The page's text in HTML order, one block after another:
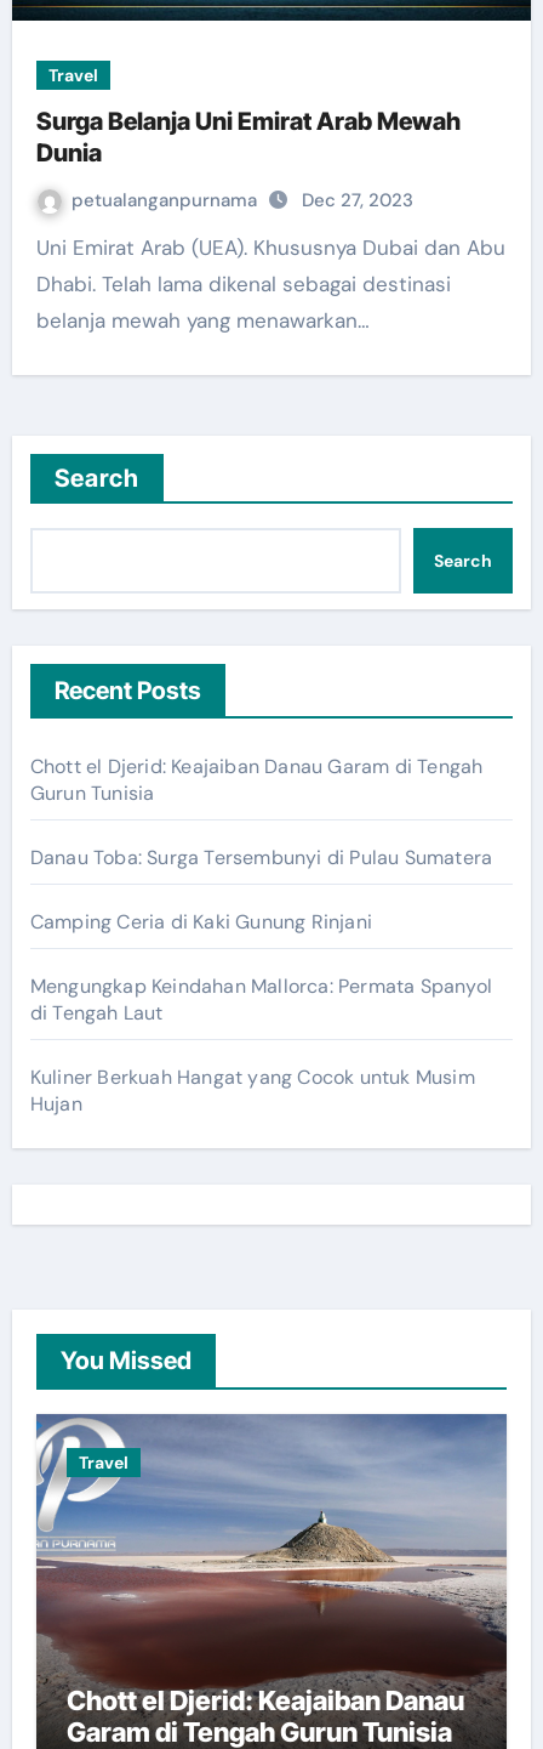
Travel
Surga Belanja Uni Emirat Arab Mewah
Dunia
petualanganpurnama Dec 27, 2023
Uni Emirat Arab (UEA). Khususnya Dubai dan Abu
Dhabi. Telah lama dikenal sebagai destinasi
belanja mewah yang menawarkan…
Search
Search
Recent Posts
Chott el Djerid: Keajaiban Danau Garam di Tengah
Gurun Tunisia
Danau Toba: Surga Tersembunyi di Pulau Sumatera
Camping Ceria di Kaki Gunung Rinjani
Mengungkap Keindahan Mallorca: Permata Spanyol
di Tengah Laut
Kuliner Berkuah Hangat yang Cocok untuk Musim
Hujan
You Missed
Travel
Chott el Djerid: Keajaiban Danau
Garam di Tengah Gurun Tunisia